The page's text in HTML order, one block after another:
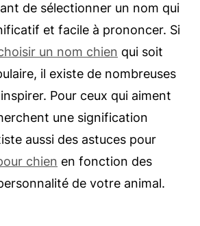
de sélectionner un nom qui
et facile à prononcer. Si
un nom chien qui soit
il existe de nombreuses
Pour ceux qui aiment
une signification
aussi des astuces pour
chien en fonction des
de votre animal.